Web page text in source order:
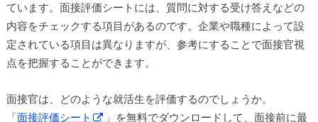
ています。面接評価シートには、質問に対する受け答えなどの
内容をチェックする項目があるのです。企業や職種によって設
定されている項目は異なりますが、参考にすることで面接官視
点を把握することができます。
面接官は、どのような就活生を評価するのでしょうか。
「面接評価シート
」を無料でダウンロードして、面接前に最